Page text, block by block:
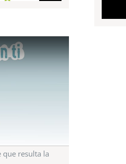
que resulta la